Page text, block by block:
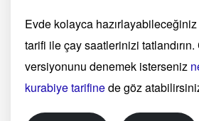
Evde kolayca
tarifi ile çay saatlerinizi
versiyonunu denemek isterseniz
kurabiye tarifinede göz